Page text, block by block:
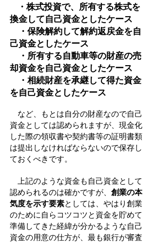
・株式投資で、所有する株式を
換金して自己資金としたケース
・保険解約して解約返戻金を自
己資金としたケース
・所有する自動車等の財産の売
却資金を自己資金としたケース
・相続財産を承継して得た資金
を自己資金としたケース
など、もとは自分の財産なので自己
資金としては認められますが、現金化
した際の領収書や契約書等の証明書類
は提出しなければならないので保存し
ておくべきです。
上記のような資金も自己資金として
認められるのは確かですが、 創業の本
気度を示す要素としては、やはり創業
のために自らコツコツと資金を貯めて
準備してきた経緯が分かるような自己
資金の用意の仕方が、最も銀行が審査